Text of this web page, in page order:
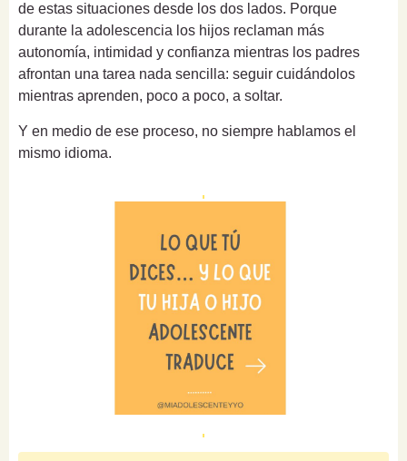
de estas situaciones desde los dos lados. Porque
durante la adolescencia los hijos reclaman más
autonomía, intimidad y confianza mientras los padres
afrontan una tarea nada sencilla: seguir cuidándolos
mientras aprenden, poco a poco, a soltar.
Y en medio de ese proceso, no siempre hablamos el
mismo idioma.